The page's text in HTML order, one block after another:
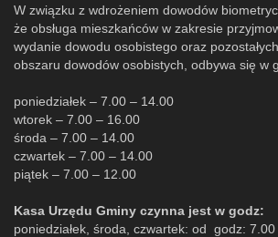
W związku z wdrożeniem dowodów
że obsługa mieszkańców w zakresie
wydanie dowodu osobistego oraz
obszaru dowodów osobistych, odbywa się w
poniedziałek – 7.00 – 14.00
wtorek – 7.00 – 16.00
środa – 7.00 – 14.00
czwartek – 7.00 – 14.00
piątek – 7.00 – 12.00
Kasa Urzędu Gminy czynna jest w godz:
poniedziałek, środa, czwartek: od godz: